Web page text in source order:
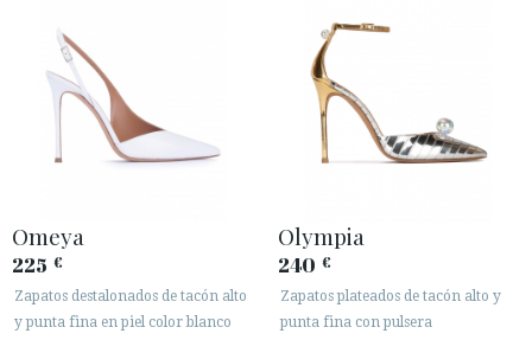
Omeya
225 €
Zapatos destalonados de tacón alto
y punta fina en piel color blanco
Olympia
240 €
Zapatos plateados de tacón alto y
punta fina con pulsera